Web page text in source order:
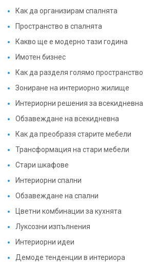
Как да организирам спалнята
Пространство в спалнята
Какво ще е модерно тази година
Имотен бизнес
Как да разделя голямо пространство
Зониране на интериорно жилище
Интериорни решения за всекидневна
Обзавеждане на всекидневна
Как да преобразя старите мебели
Трансформация на стари мебели
Стари шкафове
Интериорни спални
Обзавеждане на спални
Цветни комбинации за кухнята
Луксозни изпълнения
Интериорни идеи
Демоде тенденции в интериора